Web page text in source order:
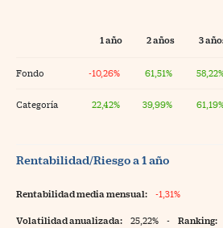
1 año 2 años 3
Fondo -10,26% 61,51%
Categoría 22,42% 39,99%
Rentabilidad/Riesgo a 1 año
Rentabilidad media mensual: -1,31%
Volatilidad anualizada: 25,22% - Ranking: